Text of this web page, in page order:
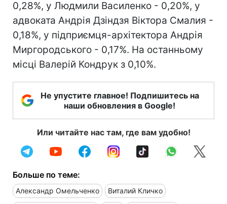
0,28%, у Людмили Василенко - 0,20%, у
адвоката Андрія Дзіндзя Віктора Смалия -
0,18%, у підприємця-архітектора Андрія
Миргородського - 0,17%. На останньому
місці Валерій Кондрук з 0,10%.
Не упустите главное! Подпишитесь на
наши обновления в Google!
Или читайте нас там, где вам удобно!
Больше по теме:
Александр Омельченко Виталий Кличко